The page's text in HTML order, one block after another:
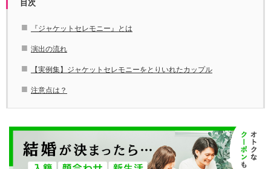
目次
『ジャケットセレモニー』とは
演出の流れ
【実例集】ジャケットセレモニーをとりいれたカップル
注意点は？